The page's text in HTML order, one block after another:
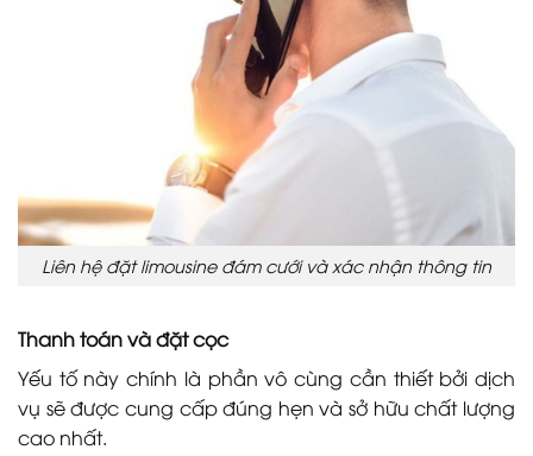
Liên hệ đặt limousine đám cưới và xác nhận thông tin
Thanh toán và đặt cọc
Yếu tố này chính là phần vô cùng cần thiết bởi dịch
vụ sẽ được cung cấp đúng hẹn và sở hữu chất lượng
cao nhất.